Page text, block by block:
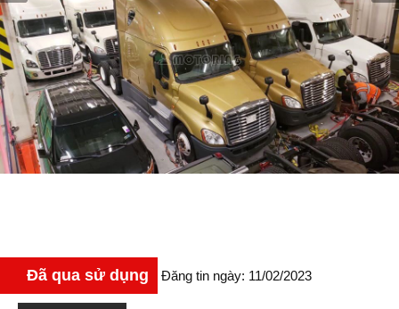
Đã qua sử dụng Đăng tin ngày: 11/02/2023